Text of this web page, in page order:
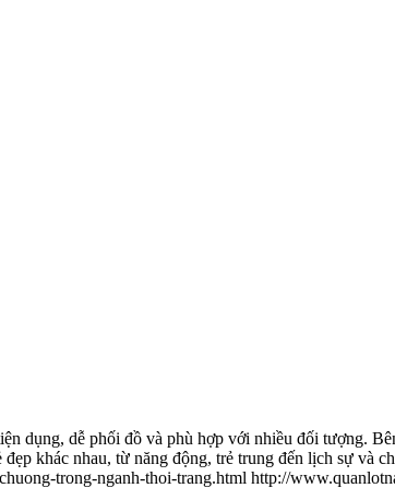
dụng, dễ phối đồ và phù hợp với nhiều đối tượng.
khác nhau, từ năng động, trẻ trung đến lịch sự và
trong-nganh-thoi-trang.html http://